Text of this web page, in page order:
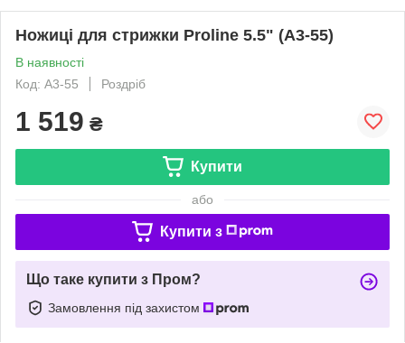
Ножиці для стрижки Proline 5.5" (A3-55)
В наявності
Код: A3-55
Роздріб
1 519 ₴
Купити
або
Купити з
Що таке купити з Пром?
Замовлення під захистом